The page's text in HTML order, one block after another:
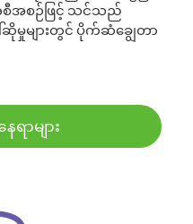
စီအစဉ်ဖြင့် သင်သည်
ဆိုမှုများတွင် ပိုက်ဆံချွေတာ
ာများ